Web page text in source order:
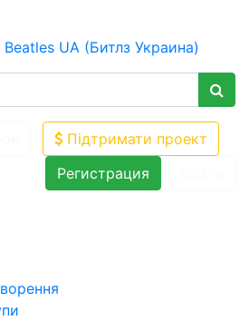
Підтримати проект
Регистрация